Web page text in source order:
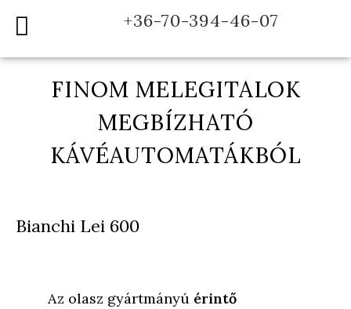
+36-70-394-46-07
FINOM MELEGITALOK
MEGBÍZHATÓ
KÁVÉAUTOMATÁKBÓL
Bianchi Lei 600
Az olasz gyártmányú érintő